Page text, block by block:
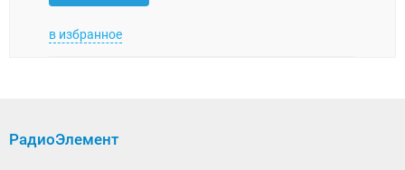
в избранное
РадиоЭлемент